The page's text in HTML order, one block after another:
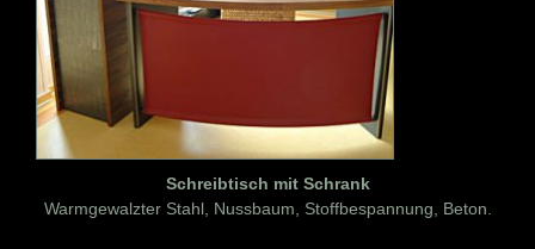
Schreibtisch mit Schrank
Warmgewalzter Stahl, Nussbaum, Stoffbespannung, Beton.